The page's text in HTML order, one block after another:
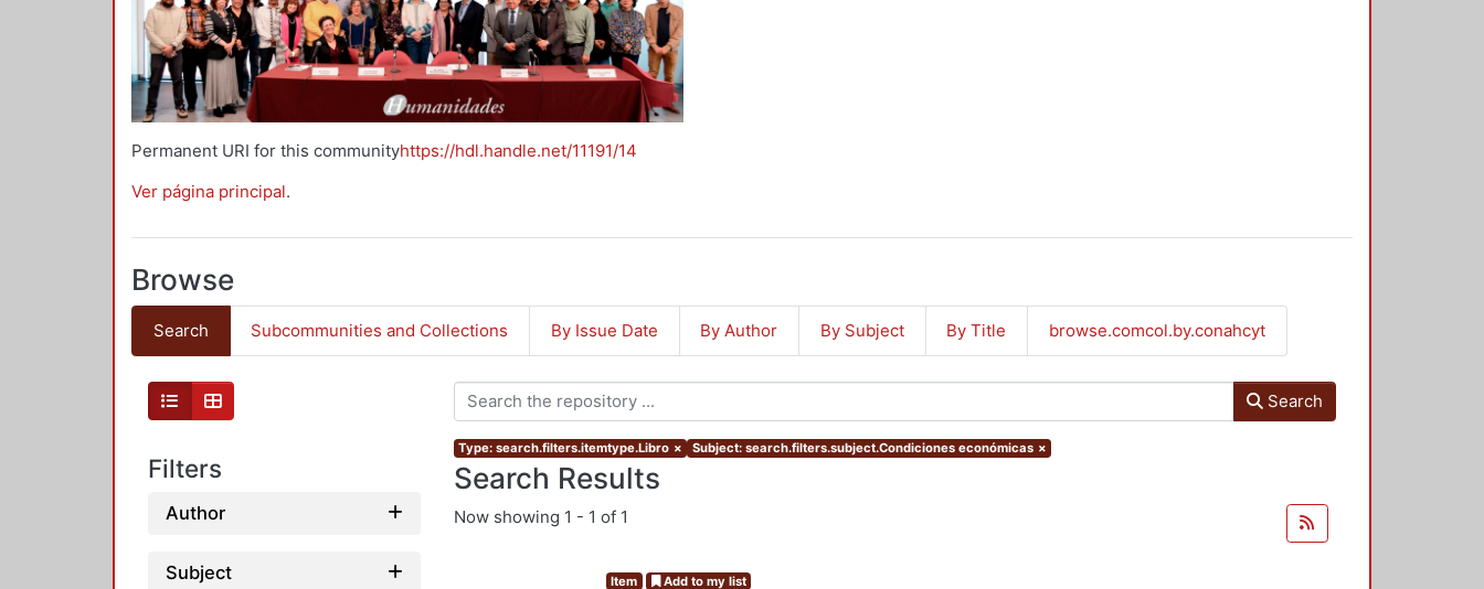
Permanent URI for this communityhttps://hdl.handle.net/11191/14
Ver página principal.
Browse
Search Subcommunities and Collections By Issue Date By Author By Subject By Title browse.comcol.by.conahcyt
Filters
Author
Subject
Search
Type: search.filters.itemtype.Libro × Subject: search.filters.subject.Condiciones económicas ×
Search Results
Now showing 1 - 1 of 1
Item Add to my list